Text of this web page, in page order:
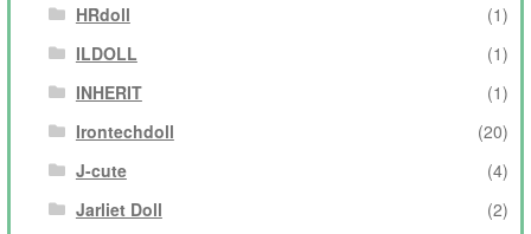
HRdoll
(1)
ILDOLL
(1)
INHERIT
(1)
Irontechdoll
(20)
J-cute
(4)
Jarliet Doll
(2)